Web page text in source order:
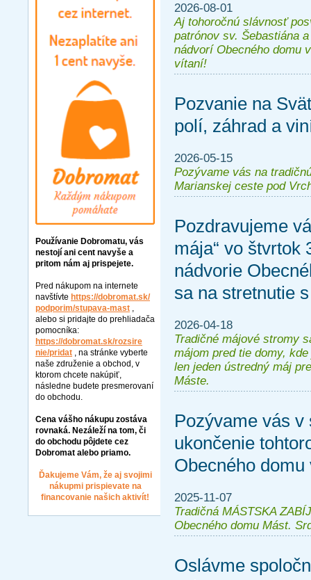
Používanie Dobromatu, vás
nestojí ani cent navyše a
pritom nám aj prispejete.
Pred nákupom na internete
navštívte https://dobromat.sk/
podporim/stupava-mast
alebo si pridajte do prehliadača
pomocníka:
https://dobromat.sk/rozsire
nie/pridat , na stránke vyberte
naše združenie a obchod, v
ktorom chcete nakúpiť,
následne budete presmerovaní
do obchodu.
Cena vášho nákupu zostáva
rovnaká. Nezáleží na tom, či
do obchodu pôjdete cez
Dobromat alebo priamo.
Ďakujeme Vám, že aj svojimi
nákupmi prispievate na
financovanie našich aktivít!
2026-08-01
Aj tohoročnú slávnosť
patrónov sv. Šebastiána
nádvorí Obecného domu
vítaní!
Pozvanie na
polí, záhrad a
2026-05-15
Pozývame vás na
Marianskej ceste pod
Pozdravujeme
mája“ vo štvrtok
nádvorie
sa na stretnutie
2026-04-18
Tradičné májové stromy
májom pred tie domy,
len jeden ústredný máj
Máste.
Pozývame vás v
ukončenie
Obecného domu
2025-11-07
Tradičná MÁSTSKA
Obecného domu Mást.
Oslávme